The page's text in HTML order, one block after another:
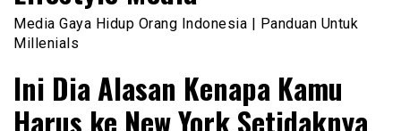
Media Gaya Hidup Orang Indonesia | Panduan Untuk
Millenials
Ini Dia Alasan Kenapa Kamu
Harus ke New York Setidaknya